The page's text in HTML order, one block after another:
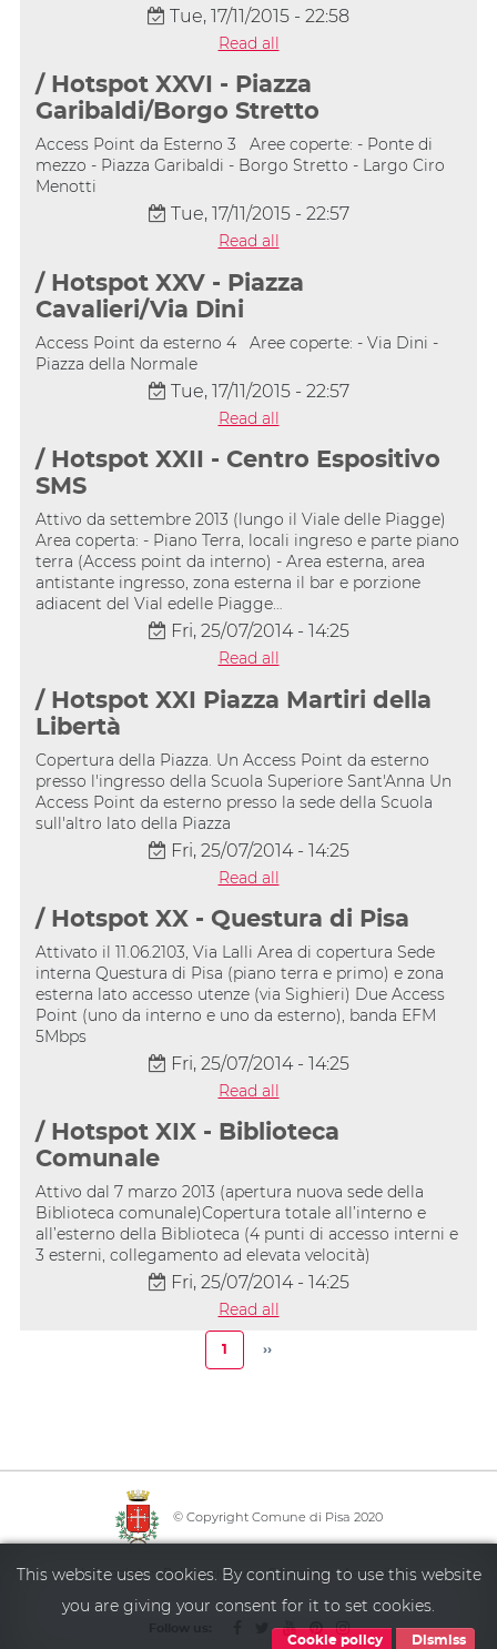
Tue, 17/11/2015 - 22:58
Read all
/ Hotspot XXVI - Piazza
Garibaldi/Borgo Stretto
Access Point da Esterno 3 Aree coperte: - Ponte di
mezzo - Piazza Garibaldi - Borgo Stretto - Largo Ciro
Menotti
Tue, 17/11/2015 - 22:57
Read all
/ Hotspot XXV - Piazza
Cavalieri/Via Dini
Access Point da esterno 4 Aree coperte: - Via Dini -
Piazza della Normale
Tue, 17/11/2015 - 22:57
Read all
/ Hotspot XXII - Centro Espositivo
SMS
Attivo da settembre 2013 (lungo il Viale delle Piagge)
Area coperta: - Piano Terra, locali ingreso e parte piano
terra (Access point da interno) - Area esterna, area
antistante ingresso, zona esterna il bar e porzione
adiacent del Vial edelle Piagge…
Fri, 25/07/2014 - 14:25
Read all
/ Hotspot XXI Piazza Martiri della
Libertà
Copertura della Piazza. Un Access Point da esterno
presso l'ingresso della Scuola Superiore Sant'Anna Un
Access Point da esterno presso la sede della Scuola
sull'altro lato della Piazza
Fri, 25/07/2014 - 14:25
Read all
/ Hotspot XX - Questura di Pisa
Attivato il 11.06.2103, Via Lalli Area di copertura Sede
interna Questura di Pisa (piano terra e primo) e zona
esterna lato accesso utenze (via Sighieri) Due Access
Point (uno da interno e uno da esterno), banda EFM
5Mbps
Fri, 25/07/2014 - 14:25
Read all
/ Hotspot XIX - Biblioteca
Comunale
Attivo dal 7 marzo 2013 (apertura nuova sede della
Biblioteca comunale)Copertura totale all’interno e
all’esterno della Biblioteca (4 punti di accesso interni e
3 esterni, collegamento ad elevata velocità)
Fri, 25/07/2014 - 14:25
Read all
Pagination
Current
page
1
Next
››
© Copyright Comune di Pisa 2020
Info point·Policy privacy·Sitemap·Accessibility
This website uses cookies. By continuing to use this website
you are giving your consent for it to set cookies.
Cookie policy Dismiss